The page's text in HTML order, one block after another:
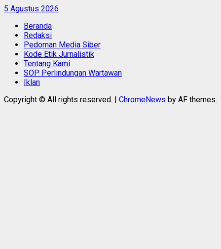
5 Agustus 2026
Beranda
Redaksi
Pedoman Media Siber
Kode Etik Jurnalistik
Tentang Kami
SOP Perlindungan Wartawan
Iklan
Copyright © All rights reserved. | ChromeNews by AF themes.